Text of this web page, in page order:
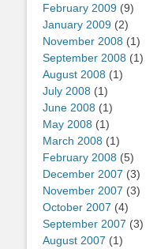
February 2009 (9)
January 2009 (2)
November 2008 (1)
September 2008 (1)
August 2008 (1)
July 2008 (1)
June 2008 (1)
May 2008 (1)
March 2008 (1)
February 2008 (5)
December 2007 (3)
November 2007 (3)
October 2007 (4)
September 2007 (3)
August 2007 (1)